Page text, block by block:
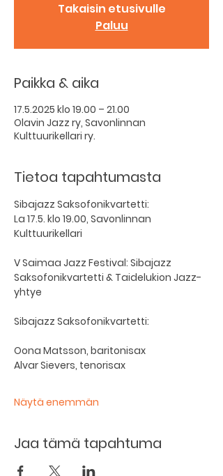
Takaisin etusivulle
Paluu
Paikka & aika
17.5.2025 klo 19.00 – 21.00
Olavin Jazz ry, Savonlinnan
Kulttuurikellari ry.
Tietoa tapahtumasta
Sibajazz Saksofonikvartetti:
La 17.5. klo 19.00, Savonlinnan
Kulttuurikellari
V Saimaa Jazz Festival: Sibajazz
Saksofonikvartetti & Taidelukion Jazz-
yhtye
Sibajazz Saksofonikvartetti:
Oona Matsson, baritonisax
Alvar Sievers, tenorisax
Näytä enemmän
Jaa tämä tapahtuma